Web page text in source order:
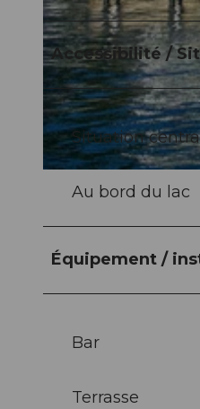
Accessibilité /
Situation
Au bord du lac
Équipement /
Bar
Terrasse